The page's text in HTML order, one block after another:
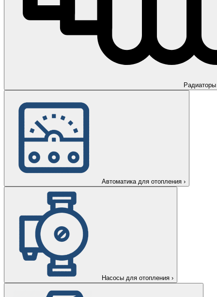
Радиаторы
Автоматика для отопления ›
Насосы для отопления ›